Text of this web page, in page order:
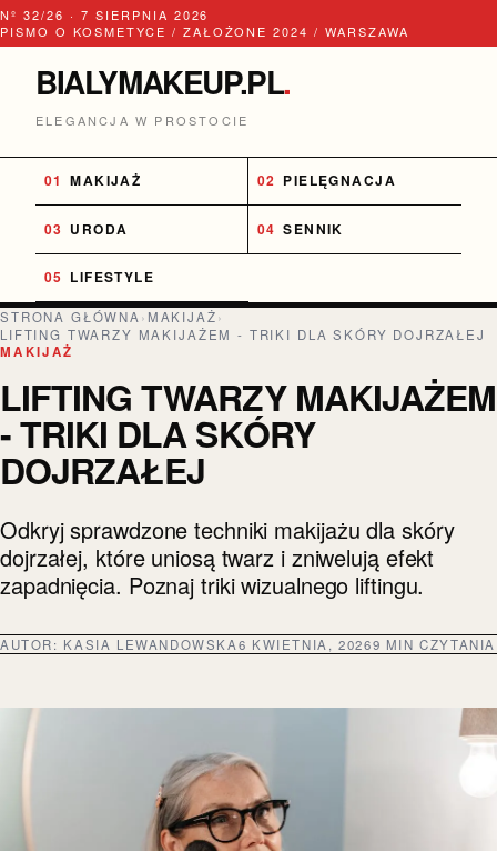
Nº 32/26 · 7 SIERPNIA 2026
PISMO O KOSMETYCE / ZAŁOŻONE 2024 / WARSZAWA
BIALYMAKEUP.PL.
ELEGANCJA W PROSTOCIE
MAKIJAŻ PIELĘGNACJA
URODA SENNIK
LIFESTYLE
STRONA GŁÓWNA› MAKIJAŻ›
LIFTING TWARZY MAKIJAŻEM - TRIKI DLA SKÓRY DOJRZAŁEJ
MAKIJAŻ
LIFTING TWARZY MAKIJAŻEM
- TRIKI DLA SKÓRY
DOJRZAŁEJ
Odkryj sprawdzone techniki makijażu dla skóry
dojrzałej, które uniosą twarz i zniwelują efekt
zapadnięcia. Poznaj triki wizualnego liftingu.
AUTOR: KASIA LEWANDOWSKA6 KWIETNIA, 20269 MIN CZYTANIA